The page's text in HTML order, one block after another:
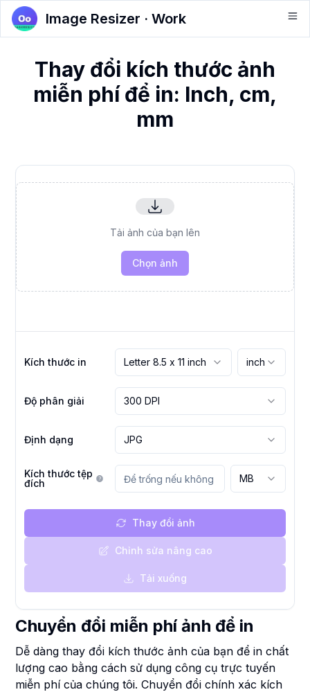
Image Resizer · Work
Thay đổi kích thước ảnh
miễn phí để in: Inch, cm,
mm
Tải ảnh của bạn lên
Chọn ảnh
Kích thước in Letter 8.5 x 11 inch inch
Độ phân giải 300 DPI
Định dạng JPG
Kích thước tệp
đích
MB
Thay đổi ảnh
Chỉnh sửa nâng cao
Tải xuống
Chuyển đổi miễn phí ảnh để in
Dễ dàng thay đổi kích thước ảnh của bạn để in chất
lượng cao bằng cách sử dụng công cụ trực tuyến
miễn phí của chúng tôi. Chuyển đổi chính xác kích